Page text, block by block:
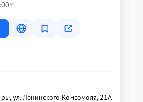
ул. Ленинского Комсомола, 21А